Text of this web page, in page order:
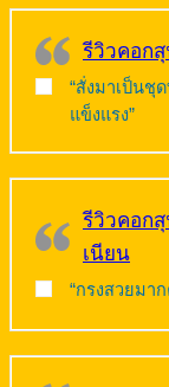
รีวิวคอก
“สั่งมาเป็นชุ
แข็งแรง”
รีวิวคอก
เนียน
“กรงสวยมา